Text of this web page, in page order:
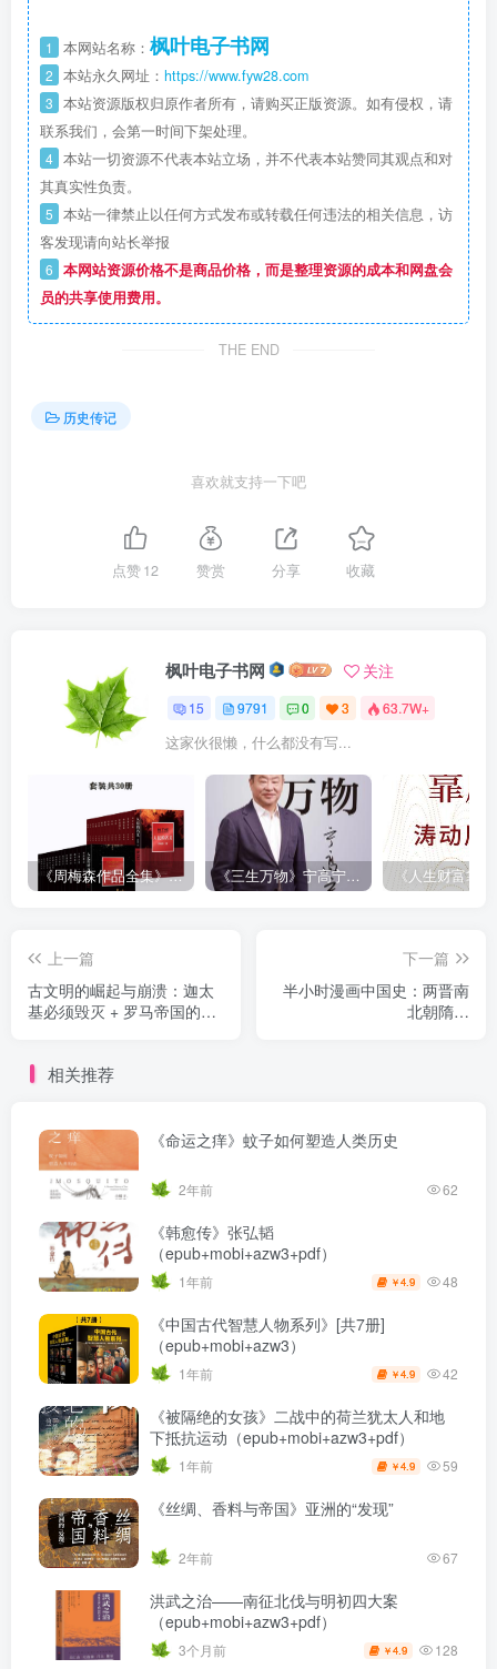
1 本网站名称： 枫叶电子书网
2 本站永久网址： https://www.fyw28.com
3 本站资源版权归原作者所有，请购买正版资源。如有侵权，请
联系我们，会第一时间下架处理。
4 本站一切资源不代表本站立场，并不代表本站赞同其观点和对
其真实性负责。
5 本站一律禁止以任何方式发布或转载任何违法的相关信息，访
客发现请向站长举报
6 本网站资源价格不是商品价格，而是整理资源的成本和网盘会
员的共享使用费用。
THE END
历史传记
喜欢就支持一下吧
点赞12 赞赏 分享 收藏
枫叶电子书网 关注
15 9791 0 3 63.7W+
这家伙很懒，什么都没有写...
《周梅森作品全集》[共30册] 《三生万物》宁高宁（epub+mobi+azw3+pdf）
上一篇
古文明的崛起与崩溃：迦太
基必须毁灭 + 罗马帝国的崛
下一篇
半小时漫画中国史：两晋南
北朝隋唐
相关推荐
《命运之痒》蚊子如何塑造人类历史
2年前 62
《韩愈传》张弘韬
（epub+mobi+azw3+pdf）
1年前 ￥4.9 48
《中国古代智慧人物系列》[共7册]
（epub+mobi+azw3）
1年前 ￥4.9 42
《被隔绝的女孩》二战中的荷兰犹太人和地
下抵抗运动（epub+mobi+azw3+pdf）
1年前 ￥4.9 59
《丝绸、香料与帝国》亚洲的“发现”
2年前 67
洪武之治——南征北伐与明初四大案
（epub+mobi+azw3+pdf）
3个月前 ￥4.9 128